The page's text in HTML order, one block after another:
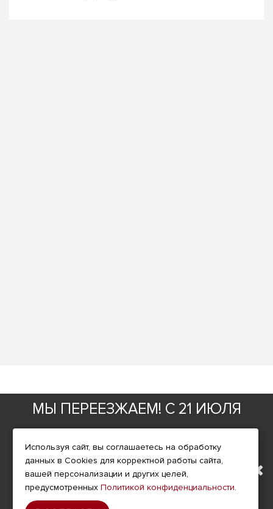
МЫ ПЕРЕЕЗЖАЕМ! С 21 ИЮЛЯ
МАГАЗИН БУДЕТ РАБОТАТЬ
ПО НОВОМУ АДРЕСУ.
ПОДРОБНАЯ ИНФОРМАЦИЯ
Доставка
Оплата
Используя сайт, вы соглашаетесь на обработку
данных в Cookies для корректной работы сайта,
вашей персонализации и других целей,
предусмотренных Политикой конфиденциальности.